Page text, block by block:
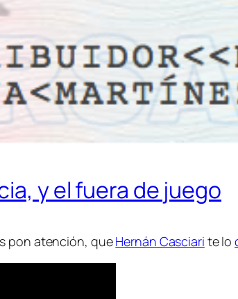
y el fuera de juego
pon atención, queHernán Casciari te lo